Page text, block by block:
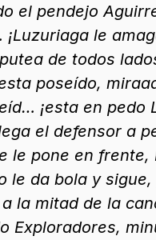
el pendejo
le
de todos
poseído,
¡esta en pedo
el defensor a
le pone en frente,
le da bola y
la mitad de la
Exploradores,